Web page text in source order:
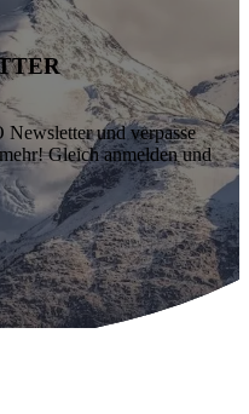
und verpasse
Gleich anmelden und